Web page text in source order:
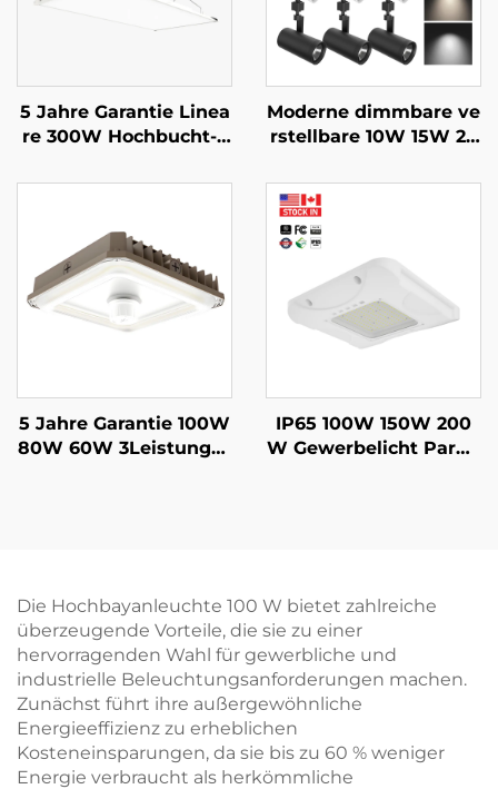
5 Jahre Garantie Linea
re 300W Hochbucht-L
nkel einstellbar LED 4f
Lagerhallen
Moderne dimmbare ve
rstellbare 10W 15W 20
Deckenbahnenleuchte
Leuchten-System LED-
Bahnenleuchte
5 Jahre Garantie 100W
80W 60W 3Leistungss
IP65 100W 150W 200
W Gewerbelicht Parkg
Die Hochbayanleuchte 100 W bietet zahlreiche
überzeugende Vorteile, die sie zu einer
hervorragenden Wahl für gewerbliche und
industrielle Beleuchtungsanforderungen machen.
Zunächst führt ihre außergewöhnliche
Energieeffizienz zu erheblichen
Kosteneinsparungen, da sie bis zu 60 % weniger
Energie verbraucht als herkömmliche